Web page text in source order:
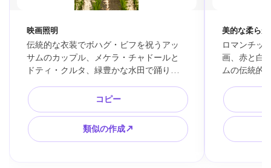
映画照明
伝統的な衣装でボハグ・ビフを祝うアッ
サムのカップル、メケラ・チャドールと
ドティ・クルタ、緑豊かな水田で踊り、
情、超リアル、4kディテール
コピー
類似の作成↗
美的な柔らか
ロマンチッ
画、赤と白
ムの伝統的
情的なスト